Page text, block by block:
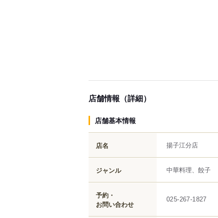
店舗情報（詳細）
店舗基本情報
店名 揚子江分店
ジャンル 中華料理、餃子
予約・
お問い合わせ
025-267-1827